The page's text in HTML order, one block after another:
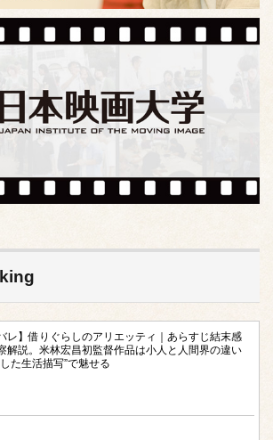
レ】借りぐらしのアリエッティ｜あらすじ結末感
解説。米林宏昌初監督作品は小人と人間界の違い
た生活描写”で魅せる